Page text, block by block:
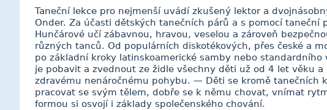
Taneční lekce pro nejmenší uvádí zkušený lektor a
Onder. Za účasti dětských tanečních párů a s pomocí taneční
Hunčárové učí zábavnou, hravou, veselou a zároveň
různých tanců. Od populárních diskotékových, přes české a
po základní kroky latinskoamerické samby nebo standardního
je pobavit a zvednout ze židle všechny děti už od 4 let věku a
zdravému nenáročnému pohybu. — Děti se kromě tanečních
pracovat se svým tělem, dobře se k němu chovat, vnímat
formou si osvojí i základy společenského chování.